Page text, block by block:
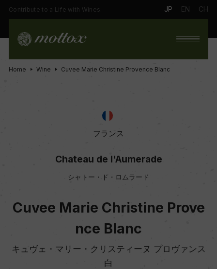
Contribute to a Life with Wines. JP EN CH
Home Wine Cuvee Marie Christine Provence Blanc
フランス
Chateau de l'Aumerade
シャトー・ド・ロムラード
Cuvee Marie Christine Prove
nce Blanc
キュヴェ・マリー・クリスティーヌ プロヴァンス
白